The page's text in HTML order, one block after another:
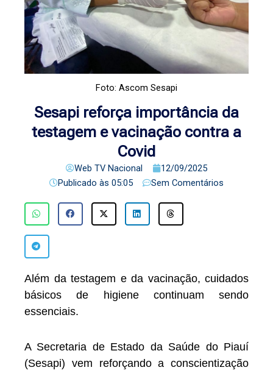
Foto: Ascom Sesapi
Sesapi reforça importância da
testagem e vacinação contra a
Covid
Web TV Nacional
12/09/2025
Publicado às 05:05 Sem Comentários
Além da testagem e da vacinação, cuidados
básicos de higiene continuam sendo
essenciais.
A Secretaria de Estado da Saúde do Piauí
(Sesapi) vem reforçando a conscientização